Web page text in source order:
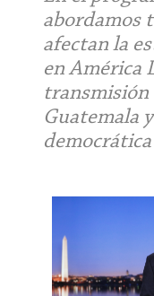
abordamos
afectan la
en América
transmisión
Guatemala